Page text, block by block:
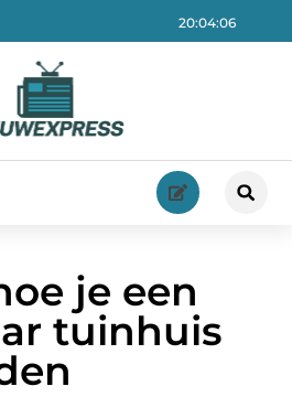
20:04:08
je een
tuinhuis